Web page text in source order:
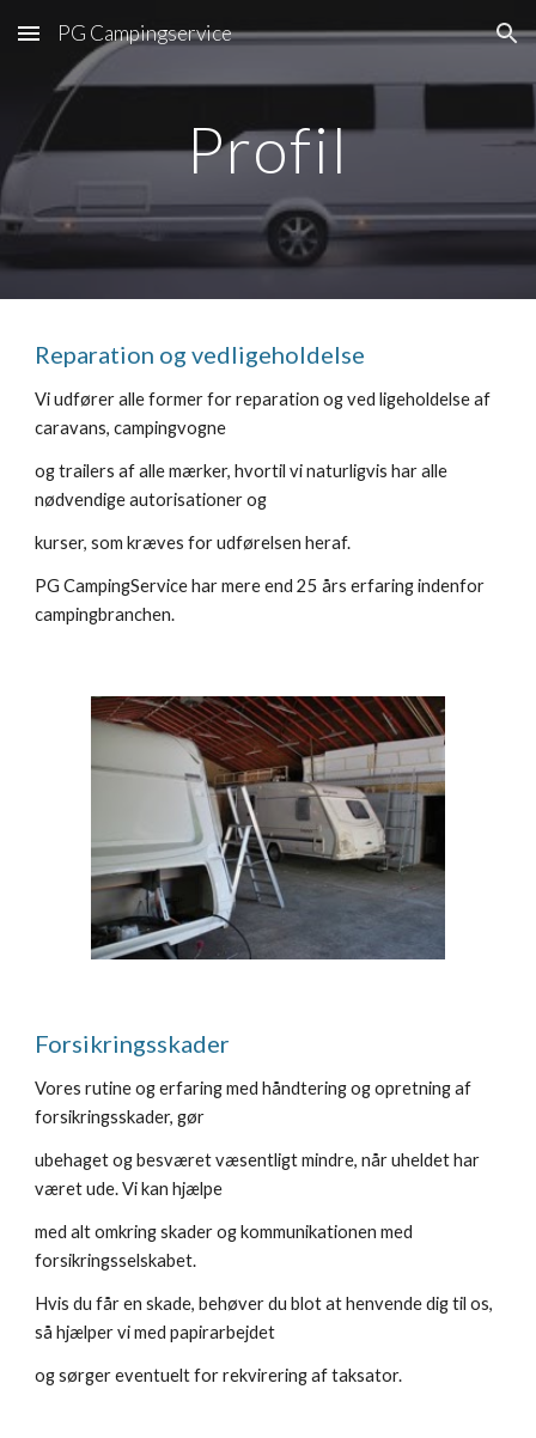
Skip to main content Skip to navigation
PG Campingservice
Profil
Reparation og vedligeholdelse
Vi udfører alle former for reparation og ved ligeholdelse af
caravans, campingvogne
og trailers af alle mærker, hvortil vi naturligvis har alle
nødvendige autorisationer og
kurser, som kræves for udførelsen heraf.
PG CampingService har mere end 25 års erfaring indenfor
campingbranchen.
Forsikringsskader
Vores rutine og erfaring med håndtering og opretning af
forsikringsskader, gør
ubehaget og besværet væsentligt mindre, når uheldet har
været ude. Vi kan hjælpe
med alt omkring skader og kommunikationen med
forsikringsselskabet.
Hvis du får en skade, behøver du blot at henvende dig til os,
så hjælper vi med papirarbejdet
og sørger eventuelt for rekvirering af taksator.